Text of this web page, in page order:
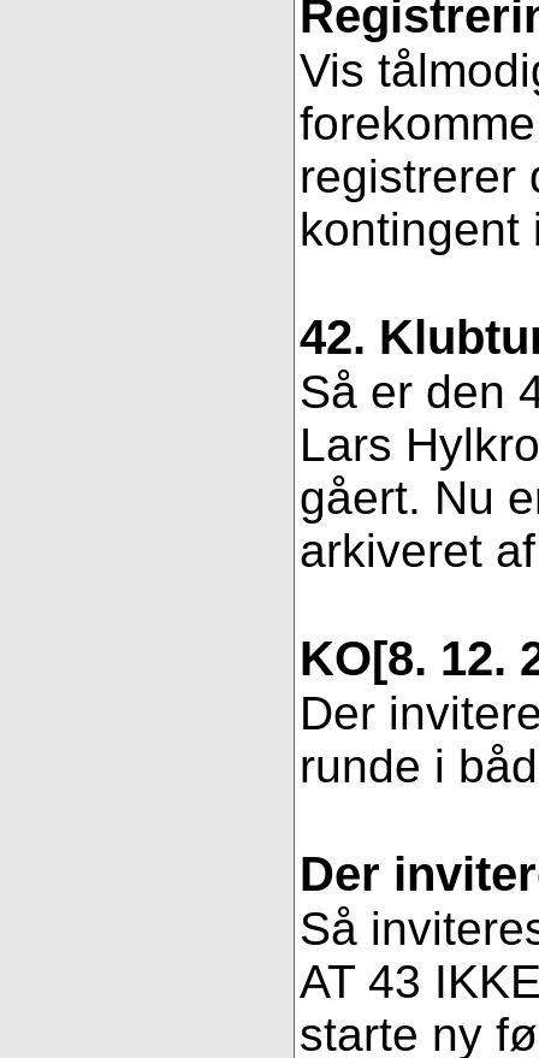
Vis
registrerer
42.
Så er den
Lars
gåert. Nu
arkiveret
KO[8. 12.
Der
runde i
Der
Så
AT 43
starte ny